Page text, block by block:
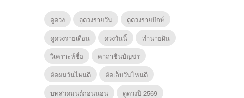
ดูดวง ดูดวงรายวัน
ดูดวงรายปักษ์
ดูดวงรายเดือน
ดวงวันนี้
ทํานายฝัน
วิเคราะห์ชื่อ
คาถาชินบัญชร
ตัดผมวันไหนดี
ตัดเล็บวันไหนดี
บทสวดมนต์ก่อนนอน
ดูดวงปี 2569